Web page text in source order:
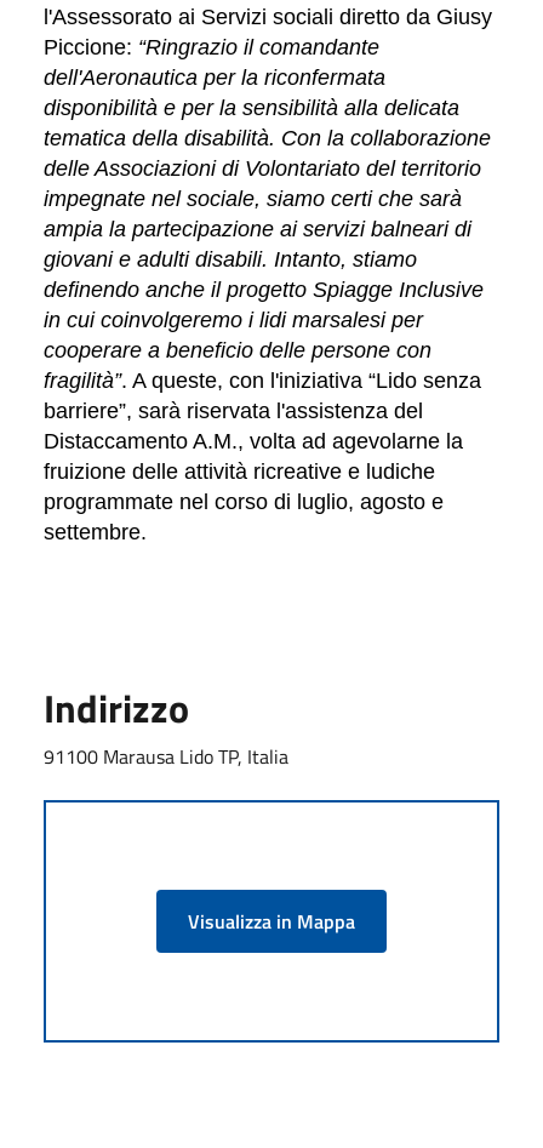
l'Assessorato ai Servizi sociali diretto da Giusy
Piccione: “Ringrazio il comandante
dell'Aeronautica per la riconfermata
disponibilità e per la sensibilità alla delicata
tematica della disabilità. Con la collaborazione
delle Associazioni di Volontariato del territorio
impegnate nel sociale, siamo certi che sarà
ampia la partecipazione ai servizi balneari di
giovani e adulti disabili. Intanto, stiamo
definendo anche il progetto Spiagge Inclusive
in cui coinvolgeremo i lidi marsalesi per
cooperare a beneficio delle persone con
fragilità”. A queste, con l'iniziativa “Lido senza
barriere”, sarà riservata l'assistenza del
Distaccamento A.M., volta ad agevolarne la
fruizione delle attività ricreative e ludiche
programmate nel corso di luglio, agosto e
settembre.
Indirizzo
91100 Marausa Lido TP, Italia
Visualizza in Mappa